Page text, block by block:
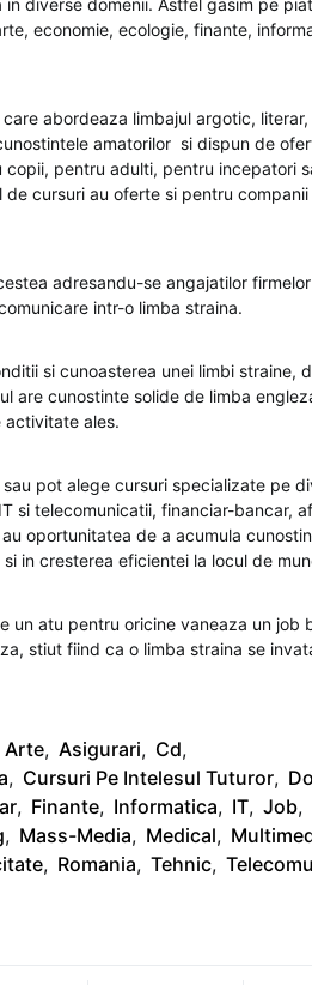
economie, ecologie, finante,
abordeaza limbajul argotic, literar,
amatorilor si dispun de
pentru adulti, pentru incepatori
cursuri au oferte si pentru
adresandu-se angajatilor
intr-o limba straina.
si cunoasterea unei limbi straine,
are cunostinte solide de limba
activitate ales.
pot alege cursuri specializate pe
si telecomunicatii, financiar-bancar,
oportunitatea de a acumula
in cresterea eficientei la locul de
un atu pentru oricine vaneaza un job
stiut fiind ca o limba straina se
Arte, Asigurari, Cd,
, Cursuri Pe Intelesul Tuturor,
, Finante, Informatica, IT, Job,
, Mass-Media, Medical,
, Romania, Tehnic,